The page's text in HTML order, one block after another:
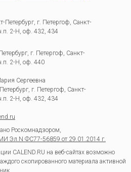
Петербург, г. Петергоф, Санкт-
2-Н, оф. 432, 434
г. Петергоф, Санкт-
2-Н, оф. 440
Сергеевна
г. Петергоф, Санкт-
2-Н, оф. 432, 434
Роскомнадзором,
Эл.N ФС77-56859 от 29.01.2014 г.
CALEND.RU на веб-сайтах возможно
скопированного материала активной